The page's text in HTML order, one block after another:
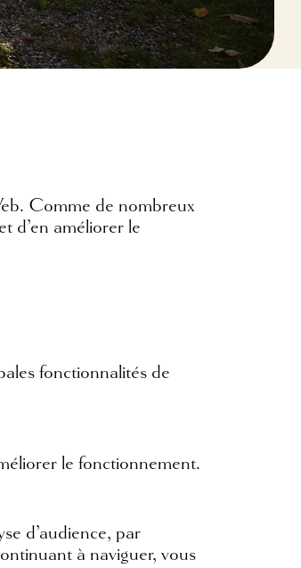
Comme de nombreux
d’en améliorer le
fonctionnalités de
le fonctionnement.
d’audience, par
à naviguer, vous